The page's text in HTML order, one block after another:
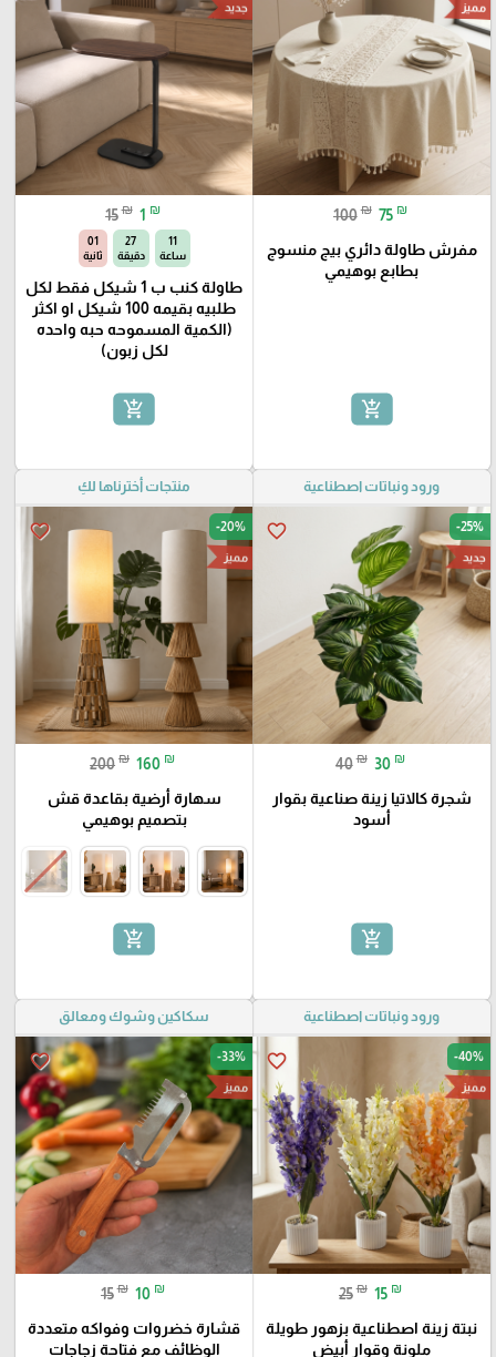
مميز
100 ₪ 75 ₪
مفرش طاولة دائري بيج منسوج
بطابع بوهيمي
add_shopping_cart
جديد
15 ₪ 1 ₪
11
ساعة
27
دقيقة
00
ثانية
طاولة كنب ب 1 شيكل فقط لكل
طلبيه بقيمه 100 شيكل او اكثر
(الكمية المسموحه حبه واحده
لكل زبون)
add_shopping_cart
ورود ونباتات اصطناعية
favorite_border -25%
جديد
40 ₪ 30 ₪
شجرة كالاتيا زينة صناعية بقوار
أسود
add_shopping_cart
منتجات أخترناها لكِ
favorite_border -20%
مميز
200 ₪ 160 ₪
سهارة أرضية بقاعدة قش
بتصميم بوهيمي
add_shopping_cart
ورود ونباتات اصطناعية
favorite_border -40%
مميز
25 ₪ 15 ₪
نبتة زينة اصطناعية بزهور طويلة
ملونة وقوار أبيض
سكاكين وشوك ومعالق
favorite_border -33%
مميز
15 ₪ 10 ₪
قشارة خضروات وفواكه متعددة
الوظائف مع فتاحة زجاجات